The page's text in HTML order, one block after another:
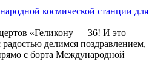
космической станции для
«Геликону — 36! И это —
делимся поздравлением,
с борта Международной